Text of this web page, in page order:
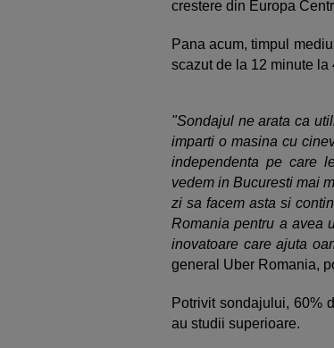
crestere din Europa
Pana acum, timpul
scazut de la 12 minute la
"Sondajul ne arata ca
imparti o masina cu
independenta pe care
vedem in Bucuresti mai
zi sa facem asta si
Romania pentru a avea
inovatoare care ajuta
general Uber Romania,
Potrivit sondajului, 60%
au studii superioare.